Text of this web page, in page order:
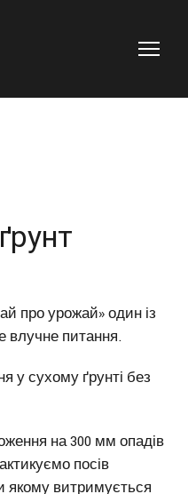
про урожай» один із
влучне питання.
у сухому ґрунті без
на 300 мм опадів
посів
якому витримується